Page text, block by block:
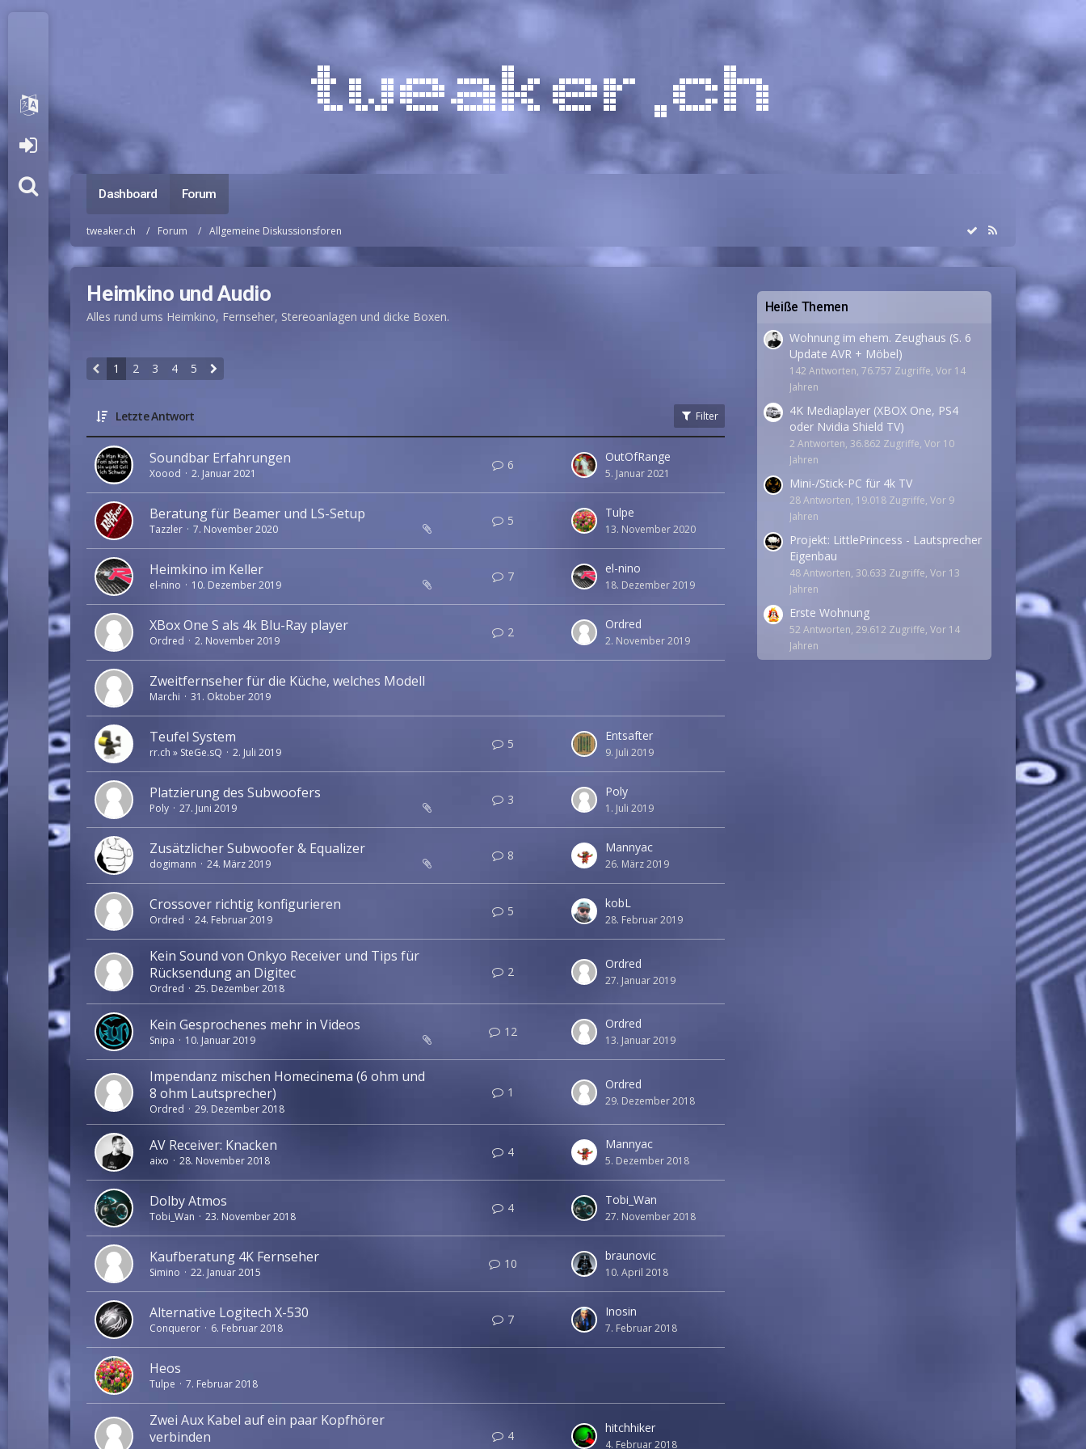
Dashboard Forum
tweaker.ch Forum Allgemeine Diskussionsforen
Heimkino und Audio
Alles rund ums Heimkino, Fernseher, Stereoanlagen und dicke Boxen.
1 2 3 4 5
Letzte Antwort Filter
Soundbar Erfahrungen
Xoood 2. Januar 2021
6
OutOfRange
5. Januar 2021
Beratung für Beamer und LS-Setup
Tazzler 7. November 2020
5
Tulpe
13. November 2020
Heimkino im Keller
el-nino 10. Dezember 2019
7
el-nino
18. Dezember 2019
XBox One S als 4k Blu-Ray player
Ordred 2. November 2019
2
Ordred
2. November 2019
Zweitfernseher für die Küche, welches Modell
Marchi 31. Oktober 2019
Teufel System
rr.ch » SteGe.sQ 2. Juli 2019
5
Entsafter
9. Juli 2019
Platzierung des Subwoofers
Poly 27. Juni 2019
3
Poly
1. Juli 2019
Zusätzlicher Subwoofer & Equalizer
dogimann 24. März 2019
8
Mannyac
26. März 2019
Crossover richtig konfigurieren
Ordred 24. Februar 2019
5
kobL
28. Februar 2019
Kein Sound von Onkyo Receiver und Tips für
Rücksendung an Digitec
Ordred 25. Dezember 2018
2
Ordred
27. Januar 2019
Kein Gesprochenes mehr in Videos
Snipa 10. Januar 2019
12
Ordred
13. Januar 2019
Impendanz mischen Homecinema (6 ohm und
8 ohm Lautsprecher)
Ordred 29. Dezember 2018
1
Ordred
29. Dezember 2018
AV Receiver: Knacken
aixo 28. November 2018
4
Mannyac
5. Dezember 2018
Dolby Atmos
Tobi_Wan 23. November 2018
4
Tobi_Wan
27. November 2018
Kaufberatung 4K Fernseher
Simino 22. Januar 2015
10
braunovic
10. April 2018
Alternative Logitech X-530
Conqueror 6. Februar 2018
7
Inosin
7. Februar 2018
Heos
Tulpe 7. Februar 2018
Zwei Aux Kabel auf ein paar Kopfhörer
verbinden
4
hitchhiker
4. Februar 2018
Heiße Themen
Wohnung im ehem. Zeughaus (S. 6
Update AVR + Möbel)
142 Antworten, 76.757 Zugriffe, Vor 14
Jahren
4K Mediaplayer (XBOX One, PS4
oder Nvidia Shield TV)
2 Antworten, 36.862 Zugriffe, Vor 10
Jahren
Mini-/Stick-PC für 4k TV
28 Antworten, 19.018 Zugriffe, Vor 9
Jahren
Projekt: LittlePrincess - Lautsprecher
Eigenbau
48 Antworten, 30.633 Zugriffe, Vor 13
Jahren
Erste Wohnung
52 Antworten, 29.612 Zugriffe, Vor 14
Jahren